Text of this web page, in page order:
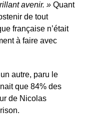
avenir. »Quant
de tout
française n’était
à faire avec
autre, paru le
que 84% des
de Nicolas